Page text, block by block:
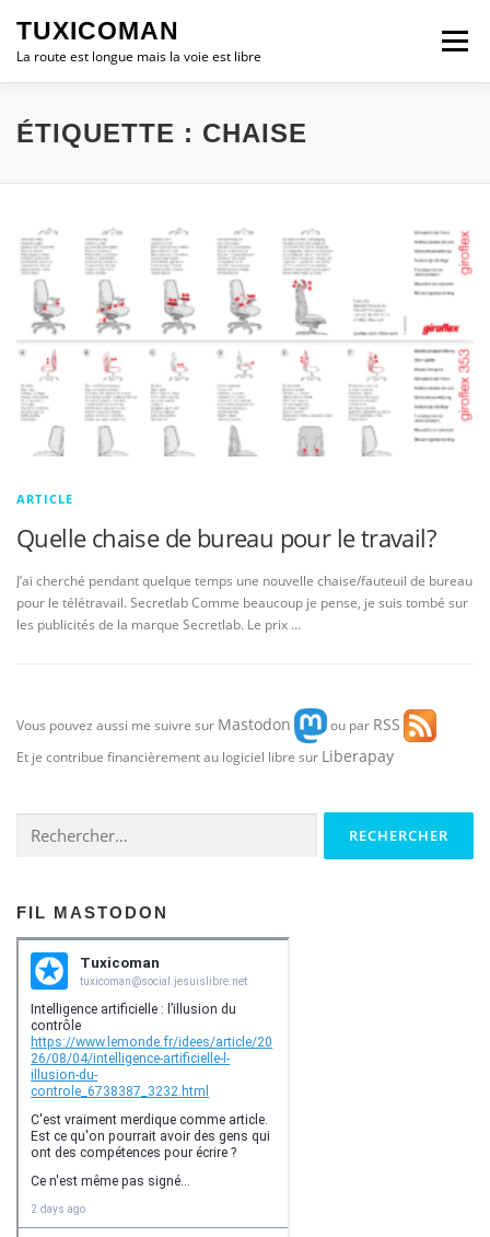
contenu
TUXICOMAN
La route est longue mais la voie est libre
Menu
LOGICIEL LIBRE SÉCURITÉ
ÉTIQUETTE : CHAISE
ARTICLE
Quelle chaise de bureau pour le travail?
J’ai cherché pendant quelque temps une nouvelle chaise/fauteuil de bureau
pour le télétravail. Secretlab Comme beaucoup je pense, je suis tombé sur
les publicités de la marque Secretlab. Le prix …
Vous pouvez aussi me suivre sur Mastodon ou par RSS
Et je contribue financièrement au logiciel libre sur Liberapay
FIL MASTODON